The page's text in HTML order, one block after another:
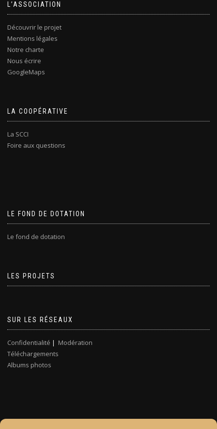
L’ASSOCIATION
Découvrir le projet
Mentions légales
Notre charte
Nous écrire
GoogleMaps
LA COOPÉRATIVE
La SCCI
Foire aux questions
LE FOND DE DOTATION
Le fond de dotation
LES PROJETS
SUR LES RÉSEAUX
Confidentialité | Modération
Téléchargements
Albums photos